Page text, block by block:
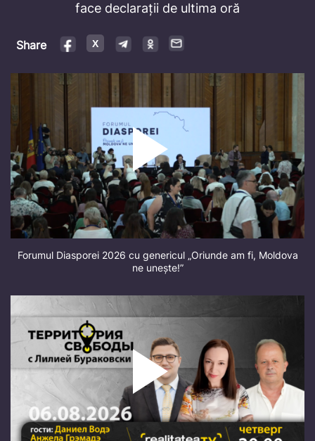
face declarații de ultima oră
Share
Forumul Diasporei 2026 cu genericul „Oriunde am fi, Moldova
ne unește!”